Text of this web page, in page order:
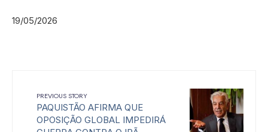
19/05/2026
PREVIOUS STORY
PAQUISTÃO AFIRMA QUE
OPOSIÇÃO GLOBAL IMPEDIRÁ